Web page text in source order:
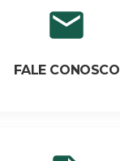
FALE CONOSCO